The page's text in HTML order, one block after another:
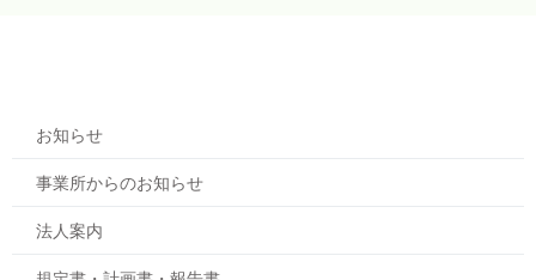
お知らせ
事業所からのお知らせ
法人案内